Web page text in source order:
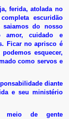
ferida, atolada no
escuridão
do nosso
amor, cuidado e
Ficar no aprisco é
esquecer,
como servos e
diante
e seu ministério
meio de gente